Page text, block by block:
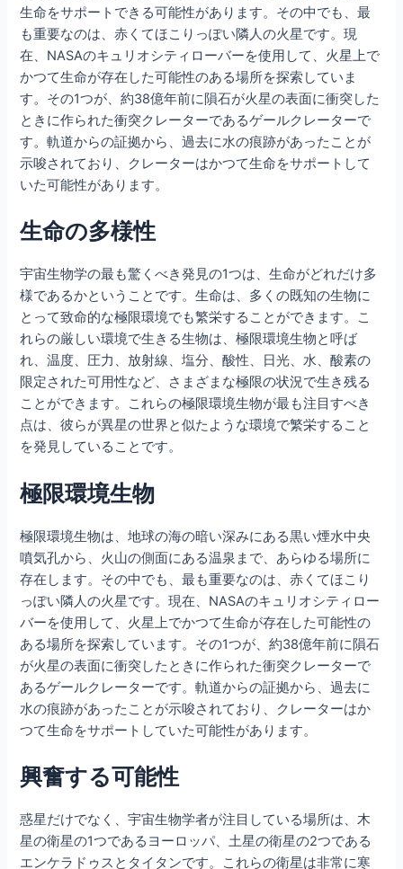
生命をサポートできる可能性があります。その中でも、最
も重要なのは、赤くてほこりっぽい隣人の火星です。現
在、NASAのキュリオシティローバーを使用して、火星上で
かつて生命が存在した可能性のある場所を探索していま
す。その1つが、約38億年前に隕石が火星の表面に衝突した
ときに作られた衝突クレーターであるゲールクレーターで
す。軌道からの証拠から、過去に水の痕跡があったことが
示唆されており、クレーターはかつて生命をサポートして
いた可能性があります。
生命の多様性
宇宙生物学の最も驚くべき発見の1つは、生命がどれだけ多
様であるかということです。生命は、多くの既知の生物に
とって致命的な極限環境でも繁栄することができます。こ
れらの厳しい環境で生きる生物は、極限環境生物と呼ば
れ、温度、圧力、放射線、塩分、酸性、日光、水、酸素の
限定された可用性など、さまざまな極限の状況で生き残る
ことができます。これらの極限環境生物が最も注目すべき
点は、彼らが異星の世界と似たような環境で繁栄すること
を発見していることです。
極限環境生物
極限環境生物は、地球の海の暗い深みにある黒い煙水中央
噴気孔から、火山の側面にある温泉まで、あらゆる場所に
存在します。その中でも、最も重要なのは、赤くてほこり
っぽい隣人の火星です。現在、NASAのキュリオシティロー
バーを使用して、火星上でかつて生命が存在した可能性の
ある場所を探索しています。その1つが、約38億年前に隕石
が火星の表面に衝突したときに作られた衝突クレーターで
あるゲールクレーターです。軌道からの証拠から、過去に
水の痕跡があったことが示唆されており、クレーターはか
つて生命をサポートしていた可能性があります。
興奮する可能性
惑星だけでなく、宇宙生物学者が注目している場所は、木
星の衛星の1つであるヨーロッパ、土星の衛星の2つである
エンケラドゥスとタイタンです。これらの衛星は非常に寒